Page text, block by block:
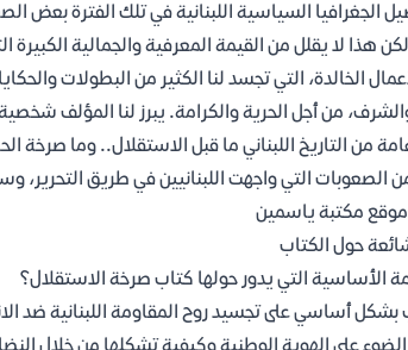
الجغرافيا السياسية اللبنانية في تلك الفترة بعض
لكن هذا لا يقلل من القيمة المعرفية والجمالية
الخالدة، التي تجسد لنا الكثير من البطولات
من أجل الحرية والكرامة. يبرز لنا المؤلف
من التاريخ اللبناني ما قبل الاستقلال.. وما صرخة
من الصعوبات التي واجهت اللبنانيين في طريق
مكتبة ياسمين
حول الكتاب
الأساسية التي يدور حولها كتاب صرخة الاستقلال؟
بشكل أساسي على تجسيد روح المقاومة اللبنانية ضد